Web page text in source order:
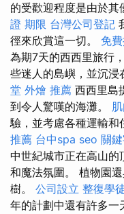
的受歡迎程度是由於其
證 期限 台灣公司登記
徑來欣賞這一切。 免
為期7天的西西里旅行
些迷人的島嶼，並沉浸
堂 外燴 推薦 西西里島
到令人驚嘆的海灘。
驗，並考慮各種運輸和
推薦 台中spa seo 關
中世紀城市正在高山的
和魔法氛圍。 植物園
樹。 公司設立 整復學
年的計劃中還有許多一